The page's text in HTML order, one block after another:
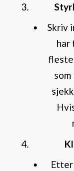
Skriv
har
som